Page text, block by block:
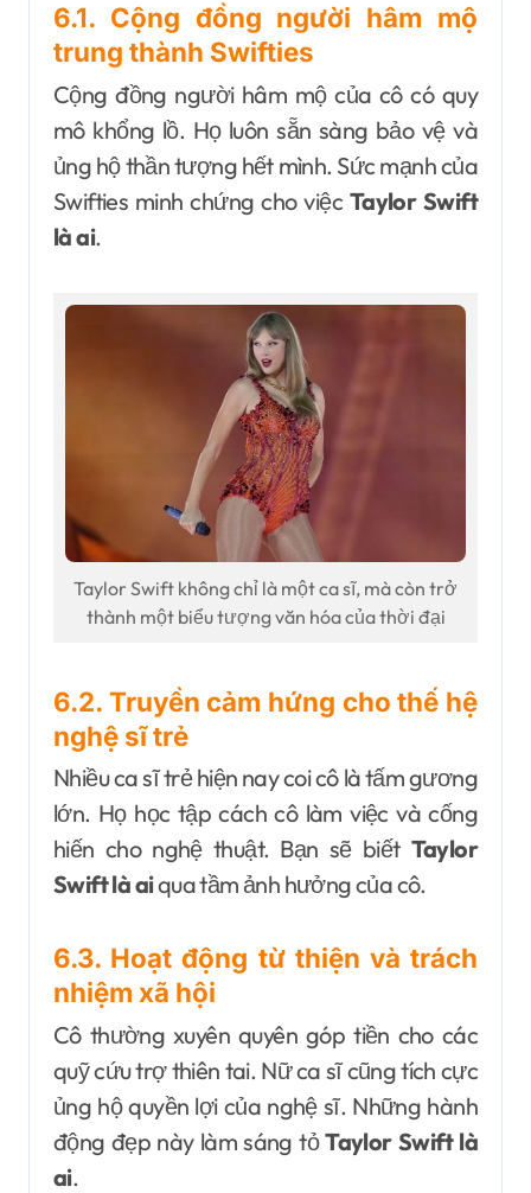
6.1. Cộng đồng người hâm mộ
trung thành Swifties
Cộng đồng người hâm mộ của cô có quy
mô khổng lồ. Họ luôn sẵn sàng bảo vệ và
ủng hộ thần tượng hết mình. Sức mạnh của
Swifties minh chứng cho việc Taylor Swift
là ai.
Taylor Swift không chỉ là một ca sĩ, mà còn trở
thành một biểu tượng văn hóa của thời đại
6.2. Truyền cảm hứng cho thế hệ
nghệ sĩ trẻ
Nhiều ca sĩ trẻ hiện nay coi cô là tấm gương
lớn. Họ học tập cách cô làm việc và cống
hiến cho nghệ thuật. Bạn sẽ biết Taylor
Swift là aiqua tầm ảnh hưởng của cô.
6.3. Hoạt động từ thiện và trách
nhiệm xã hội
Cô thường xuyên quyên góp tiền cho các
quỹ cứu trợ thiên tai. Nữ ca sĩ cũng tích cực
ủng hộ quyền lợi của nghệ sĩ. Những hành
động đẹp này làm sáng tỏTaylor Swift là
ai.